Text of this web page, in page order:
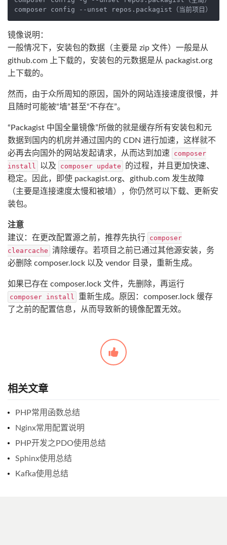
镜像说明：
一般情况下，安装包的数据（主要是 zip 文件）一般是从
github.com 上下载的，安装包的元数据是从 packagist.org
上下载的。
然而，由于众所周知的原因，国外的网站连接速度很慢，并
且随时可能被“墙”甚至“不存在”。
“Packagist 中国全量镜像”所做的就是缓存所有安装包和元
数据到国内的机房并通过国内的 CDN 进行加速，这样就不
必再去向国外的网站发起请求，从而达到加速
composer
install
以及 composer update
的过程，并且更加快速、
稳定。因此，即使 packagist.org、github.com 发生故障
（主要是连接速度太慢和被墙），你仍然可以下载、更新安
装包。
注意
建议：在更改配置源之前，推荐先执行 composer
clearcache 清除缓存。若项目之前已通过其他源安装，务
必删除 composer.lock 以及 vendor 目录，重新生成。
如果已存在 composer.lock 文件，先删除，再运行
composer install
重新生成。原因：composer.lock 缓存
了之前的配置信息，从而导致新的镜像配置无效。
相关文章
PHP常用函数总结
Nginx常用配置说明
PHP开发之PDO使用总结
Sphinx使用总结
Kafka使用总结